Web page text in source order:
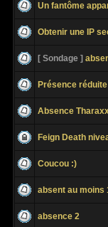
Un fantôme
Obtenir une IP
[ Sondage ]
Présence
Absence
Feign Death
Coucou :)
absent au moins
absence 2